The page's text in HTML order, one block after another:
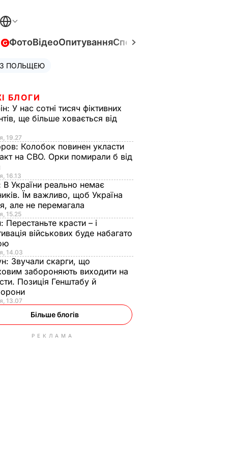
ФотоВідеоОпитуванняСпецпроєкти
ПОЛЬЩЕЮ
БЛОГИ
У нас сотні тисяч фіктивних
ще більше ховається від
19.27
Колобок повинен укласти
на СВО. Орки помирали б від
16.13
В України реально немає
Їм важливо, щоб Україна
але не перемагала
15.25
Перестаньте красти – і
військових буде набагато
14.03
Звучали скарги, що
забороняють виходити на
Позиція Генштабу й
13.07
Більше блогів
РЕКЛАМА